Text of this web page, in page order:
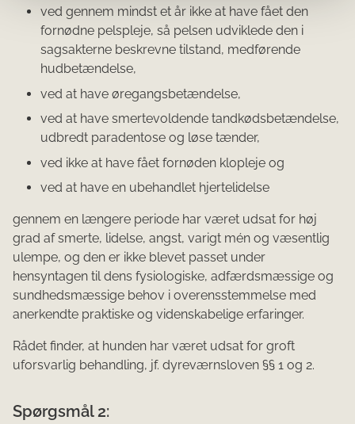
ved gennem mindst et år ikke at have fået den
fornødne pelspleje, så pelsen udviklede den i
sagsakterne beskrevne tilstand, medførende
hudbetændelse,
ved at have øregangsbetændelse,
ved at have smertevoldende tandkødsbetændelse,
udbredt paradentose og løse tænder,
ved ikke at have fået fornøden klopleje og
ved at have en ubehandlet hjertelidelse
gennem en længere periode har været udsat for høj
grad af smerte, lidelse, angst, varigt mén og væsentlig
ulempe, og den er ikke blevet passet under
hensyntagen til dens fysiologiske, adfærdsmæssige og
sundhedsmæssige behov i overensstemmelse med
anerkendte praktiske og videnskabelige erfaringer.
Rådet finder, at hunden har været udsat for groft
uforsvarlig behandling, jf. dyreværnsloven §§ 1 og 2.
Spørgsmål 2: